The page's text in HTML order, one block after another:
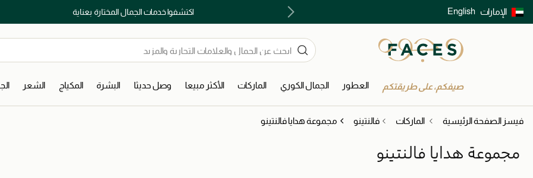
الإمارات English اكتشفوا خدمات الجمال المختارة بعناية توصيل سريع على جميع الطلبات ما فوق 299 درهم
صيفكم، على طريقتكم العطور الجمال الكوري الماركات الأكثر مبيعا وصل حديثا البشرة المكياج الشعر
فيسز الصفحة الرئيسية الماركات فالنتينو مجموعة هدايا فالنتينو
مجموعة هدايا فالنتينو